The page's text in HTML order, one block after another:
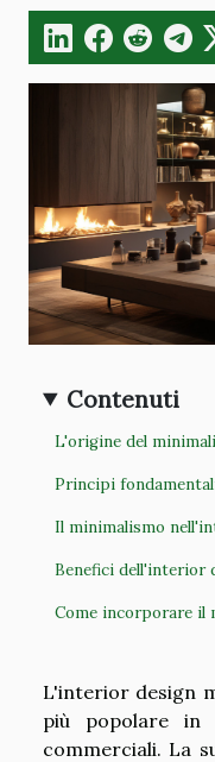
Contenuti
L'origine del
Principi
Il minimalismo
Benefici dell'interior
Come incorporare il
L'interior design
più popolare in
commerciali. La